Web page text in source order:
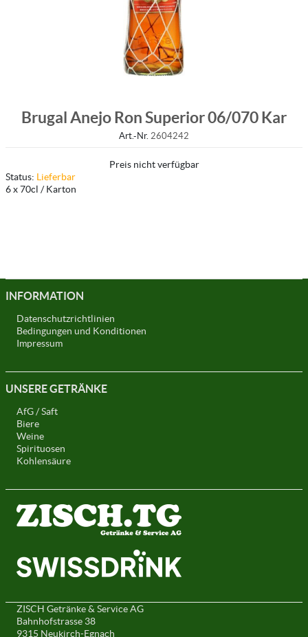
Brugal Anejo Ron Superior 06/070 Kar
Art.-Nr. 2604242
Preis nicht verfügbar
Status: Lieferbar
6 x 70cl / Karton
INFORMATION
Datenschutzrichtlinien
Bedingungen und Konditionen
Impressum
UNSERE GETRÄNKE
AfG / Saft
Biere
Weine
Spirituosen
Kohlensäure
ZISCH Getränke & Service AG
Bahnhofstrasse 38
9315 Neukirch-Egnach